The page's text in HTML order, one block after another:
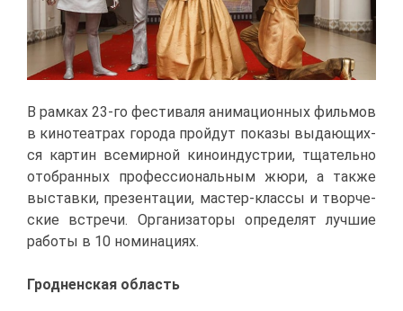
В рам­ках 23-го фе­сти­ва­ля ани­ма­ци­он­ных филь­мов
в ки­но­те­ат­рах го­ро­да прой­дут по­ка­зы вы­да­ю­щих­
ся кар­тин все­мир­ной ки­но­ин­ду­стрии, тща­тель­но
ото­бран­ных про­фес­си­о­наль­ным жю­ри, а та­к­же
вы­став­ки, пре­зен­та­ции, ма­стер-клас­сы и твор­че­
ские встре­чи. Ор­га­ни­за­то­ры опре­де­лят луч­шие
ра­бо­ты в 10 но­ми­на­ци­ях.
Грод­нен­ская об­ласть